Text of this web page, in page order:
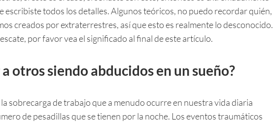
escribiste todos los detalles. Algunos teóricos, no puedo recordar quién,
creados por extraterrestres, así que esto es realmente lo desconocido.
por favor vea el significado al final de este artículo.
otros siendo abducidos en un sueño?
sobrecarga de trabajo que a menudo ocurre en nuestra vida diaria
de pesadillas que se tienen por la noche. Los eventos traumáticos